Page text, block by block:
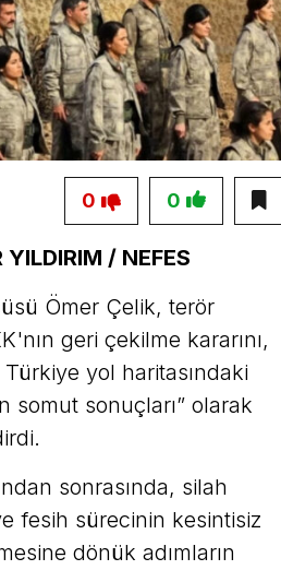
0
0
YILDIRIM / NEFES
Ömer Çelik, terör
geri çekilme kararını,
Türkiye yol haritasındaki
somut sonuçları” olarak
sonrasında, silah
fesih sürecinin kesintisiz
dönük adımların